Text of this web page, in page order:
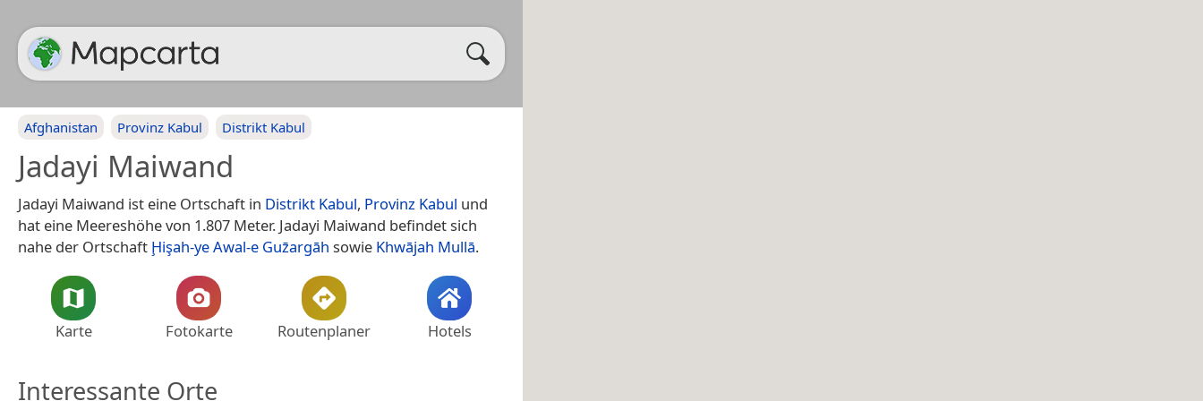
Afghanistan Provinz Kabul Distrikt Kabul
Jadayi Maiwand
Jadayi Maiwand ist eine Ortschaft in Distrikt Kabul, Provinz Kabul und
hat eine Meereshöhe von 1.807 Meter. Jadayi Maiwand befindet sich
nahe der Ortschaft Ḩişah-ye Awal-e Guz̄argāh sowie Khwājah Mullā.
Karte Fotokarte Routenplaner Hotels
Interessante Orte